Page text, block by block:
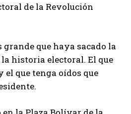
de la Revolución
grande que haya sacado la
historia electoral. El que
el que tenga oídos que